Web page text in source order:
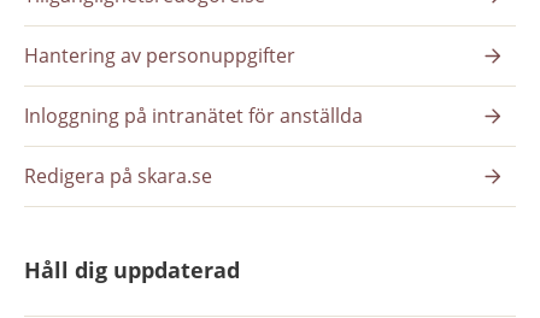
Hantering av personuppgifter
Inloggning på intranätet för anställda
Redigera på skara.se
Håll dig uppdaterad